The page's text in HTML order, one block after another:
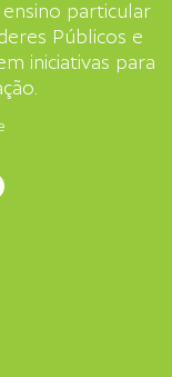
ensino particular
Públicos e
iniciativas para